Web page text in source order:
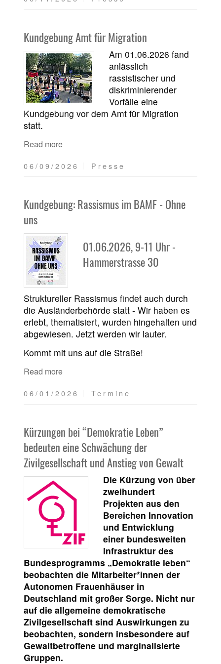
Kundgebung Amt für Migration
Am 01.06.2026 fand
anlässlich
rassistischer und
diskriminierender
Vorfälle eine
Kundgebung vor dem Amt für Migration
statt.
Read more
06/09/2026 Presse
Kundgebung: Rassismus im BAMF - Ohne
uns
01.06.2026, 9-11 Uhr -
Hammerstrasse 30
Struktureller Rassismus findet auch durch
die Ausländerbehörde statt - Wir haben es
erlebt, thematisiert, wurden hingehalten und
abgewiesen. Jetzt werden wir lauter.
Kommt mit uns auf die Straße!
Read more
06/01/2026 Termine
Kürzungen bei “Demokratie Leben”
bedeuten eine Schwächung der
Zivilgesellschaft und Anstieg von Gewalt
Die Kürzung von über
zweihundert
Projekten aus den
Bereichen Innovation
und Entwicklung
einer bundesweiten
Infrastruktur des
Bundesprogramms „Demokratie leben“
beobachten die Mitarbeiter*innen der
Autonomen Frauenhäuser in
Deutschland mit großer Sorge. Nicht nur
auf die allgemeine demokratische
Zivilgesellschaft sind Auswirkungen zu
beobachten, sondern insbesondere auf
Gewaltbetroffene und marginalisierte
Gruppen.